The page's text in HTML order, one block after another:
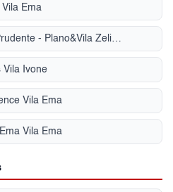
Ema
Condomínio Portal Vila Prudente - Plano&Vila Zelina Vila Graciosa
Vila Ivone
Vila Ema
Vila Ema